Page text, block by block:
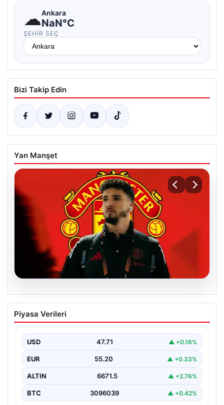
☁Ankara
NaN°C
ŞEHIR SEÇ
Bizi Takip Edin
Yan Manşet
07.08.2026
Manchester United resmen duyurdu!
Altay Bayındır’ın yeni adresi belli oldu
Piyasa Verileri
USD 47.71 ▲ +0.16%
EUR 55.20 ▲ +0.33%
ALTIN 6671.5 ▲ +2.76%
BTC 3096039 ▲ +0.42%